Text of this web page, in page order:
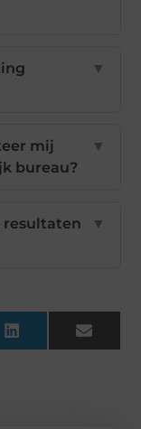
▼
mij
bureau?
▼
resultaten
▼
LinkedIn Email